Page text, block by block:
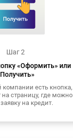
Шаг 2
«Оформить» или
компании есть кнопка,
на страницу, где можно
на кредит.